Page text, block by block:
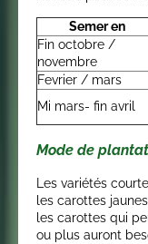
Semer en
Fin octobre /
novembre
Fevrier / mars
Mi mars- fin avril
Mode de
Les variétés
les carottes
les carottes qui
ou plus auront